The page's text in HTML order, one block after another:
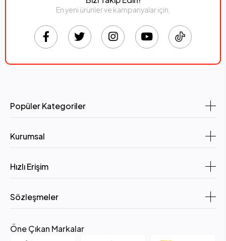
En yeni ürünler ve kampanyalar için,
Popüler Kategoriler
Kurumsal
Hızlı Erişim
Sözleşmeler
Öne Çıkan Markalar